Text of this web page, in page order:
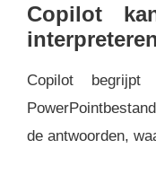
Copilot
Copilot
de antwoorden,